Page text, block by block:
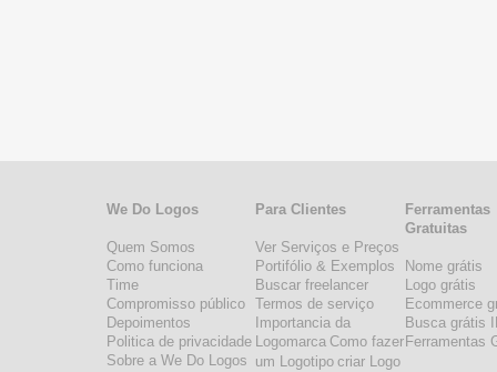
We Do Logos
Quem Somos
Como funciona
Time
Compromisso público
Depoimentos
Politica de privacidade
Sobre a We Do Logos
Para Clientes
Ver Serviços e Preços
Portifólio & Exemplos
Buscar freelancer
Termos de serviço
Importancia da
Logomarca Como fazer
um Logotipo criar Logo
Ferramentas
Gratuitas
Nome grátis
Logo grátis
Ecommerce
Busca grátis
Ferramentas